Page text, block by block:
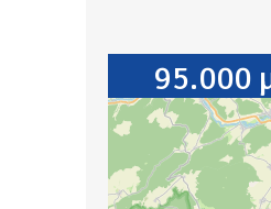
95.000